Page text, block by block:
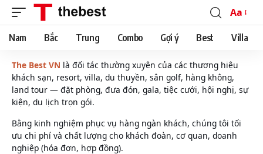
Font
Resizer
Aa
Nam Bắc Trung Combo Gợi ý Best Villa
The Best VN là đối tác thường xuyên của các thương hiệu
khách sạn, resort, villa, du thuyền, sân golf, hàng không,
land tour — đặt phòng, đưa đón, gala, tiệc cưới, hội nghị, sự
kiện, du lịch trọn gói.
Bằng kinh nghiệm phục vụ hàng ngàn khách, chúng tôi tối
ưu chi phí và chất lượng cho khách đoàn, cơ quan, doanh
nghiệp (hóa đơn, hợp đồng).